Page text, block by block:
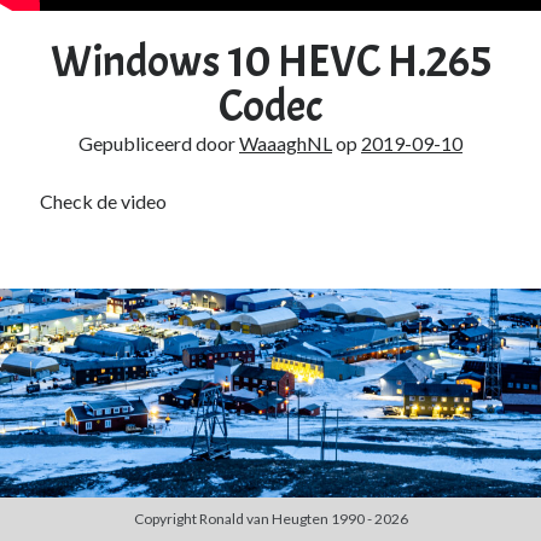
Duiken(7)
(1)
Tech(39)
Chrome(1)
Home Assistant(1)
HPE ProLiant(1)
ISP(1)
Microsoft(15)
Active Directory(3)
Edge(1)
Entra ID(1)
Intune(1)
Outlook(1)
(1)
Windows 10 HEVC H.265
Codec
Gepubliceerd doorWaaaghNL op 2019-09-10
Check de video
Copyright Ronald van Heugten 1990 - 2026